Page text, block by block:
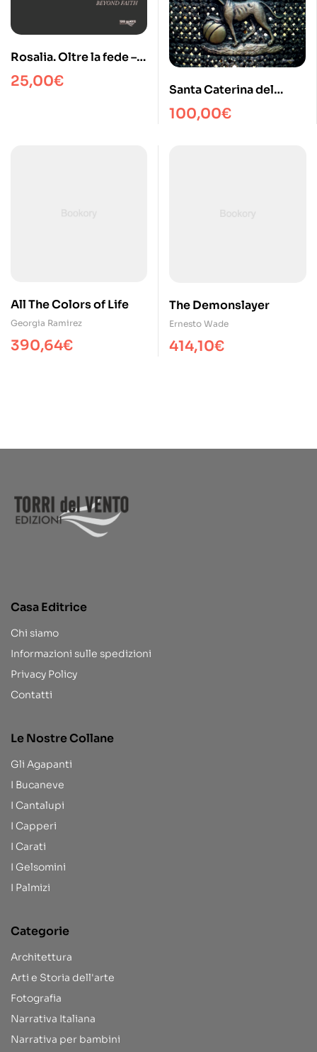
Rosalia. Oltre la fede –
Rosalia. Beyond faith
25,00€
Santa Caterina del
Cassaro
100,00€
All The Colors of Life
Georgia Ramirez
390,64€
The Demonslayer
Ernesto Wade
414,10€
Casa Editrice
Chi siamo
Informazioni sulle spedizioni
Privacy Policy
Contatti
Le Nostre Collane
Gli Agapanti
I Bucaneve
I Cantalupi
I Capperi
I Carati
I Gelsomini
I Palmizi
Categorie
Architettura
Arti e Storia dell'arte
Fotografia
Narrativa Italiana
Narrativa per bambini